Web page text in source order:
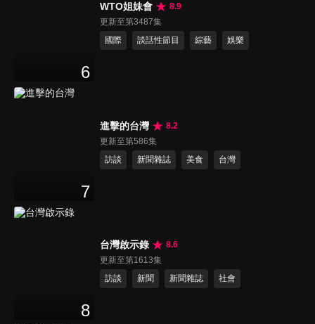
6
WTO姐妹會
8.9
更新至第3487集
國際
談話性節目 綜藝 娛樂
7
進擊的台灣
8.2
更新至第586集
訪談
新聞雜誌 美食 台灣
8
台灣啟示錄
8.6
更新至第1613集
訪談
新聞 新聞雜誌 社會